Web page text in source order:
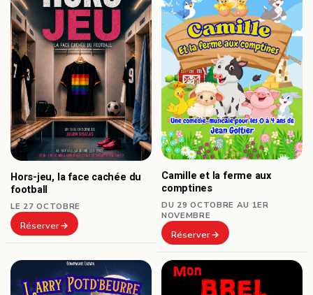
Hors-jeu, la face cachée du
football
LE 27 OCTOBRE
Réserver
Camille et la ferme aux
comptines
DU 29 OCTOBRE AU 1ER
NOVEMBRE
Réserver